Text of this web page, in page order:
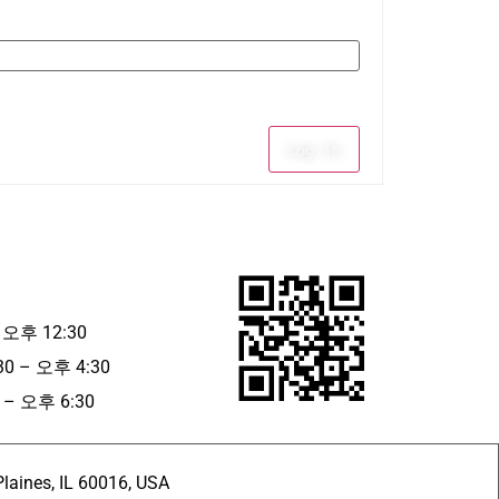
후 12:30
– 오후 4:30
오후 6:30
IL 60016, USA